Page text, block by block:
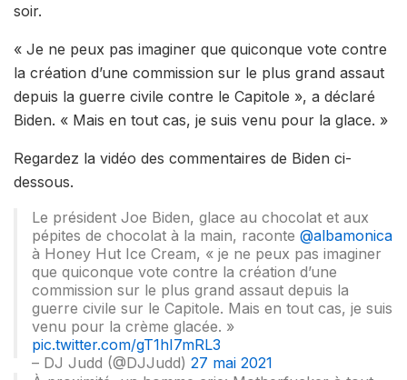
soir.
« Je ne peux pas imaginer que quiconque vote contre
la création d’une commission sur le plus grand assaut
depuis la guerre civile contre le Capitole », a déclaré
Biden. « Mais en tout cas, je suis venu pour la glace. »
Regardez la vidéo des commentaires de Biden ci-
dessous.
Le président Joe Biden, glace au chocolat et aux
pépites de chocolat à la main, raconte @albamonica
à Honey Hut Ice Cream, « je ne peux pas imaginer
que quiconque vote contre la création d’une
commission sur le plus grand assaut depuis la
guerre civile sur le Capitole. Mais en tout cas, je suis
venu pour la crème glacée. »
pic.twitter.com/gT1hI7mRL3
– DJ Judd (@DJJudd) 27 mai 2021